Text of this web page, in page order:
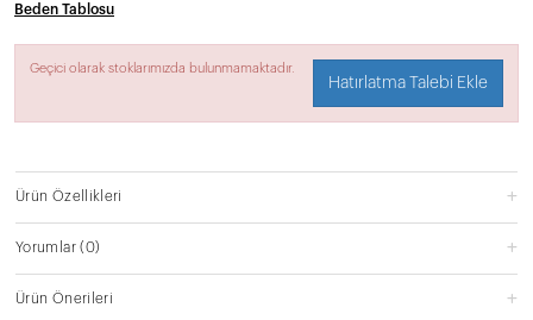
Beden Tablosu
Geçici olarak stoklarımızda bulunmamaktadır.
Hatırlatma Talebi Ekle
Ürün Özellikleri
Yorumlar(0)
Ürün Önerileri